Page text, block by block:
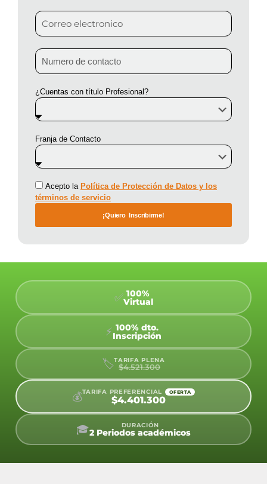
¿Cuentas con título Profesional?
Franja de Contacto
Acepto la Política de Protección de Datos y los
términos de servicio
¡Quiero Inscribirme!
✅ 100%
Virtual
⚡ 100% dto.
Inscripción
🏷️TARIFA PLENA
$4.521.300
💰TARIFA PREFERENCIAL OFERTA
$4.401.300
🎓 DURACIÓN
2 Periodos académicos